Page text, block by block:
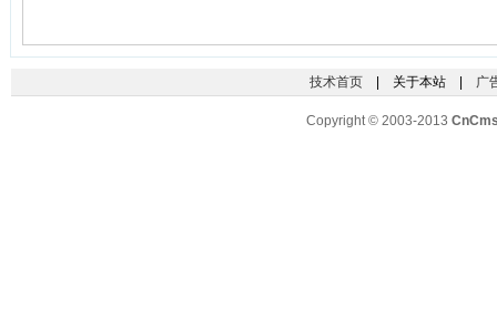
技术首页| 关于本站 | 广
Copyright © 2003-2013